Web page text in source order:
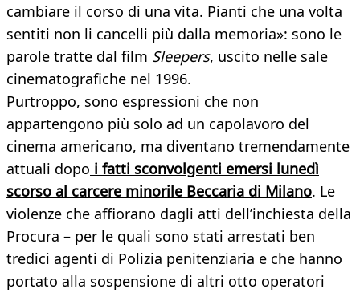
cambiare il corso di una vita. Pianti che una volta
sentiti non li cancelli più dalla memoria»: sono le
parole tratte dal film Sleepers, uscito nelle sale
cinematografiche nel 1996.
Purtroppo, sono espressioni che non
appartengono più solo ad un capolavoro del
cinema americano, ma diventano tremendamente
attuali dopo i fatti sconvolgenti emersi lunedì
scorso al carcere minorile Beccaria di Milano. Le
violenze che affiorano dagli atti dell’inchiesta della
Procura – per le quali sono stati arrestati ben
tredici agenti di Polizia penitenziaria e che hanno
portato alla sospensione di altri otto operatori